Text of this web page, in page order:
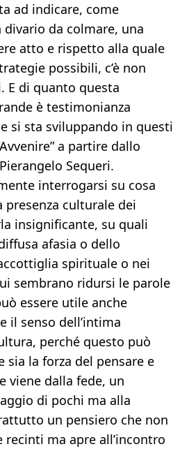
ad indicare, come
da colmare, una
atto e rispetto alla quale
possibili, c’è non
E di quanto questa
è testimonianza
si sta sviluppando in questi
a partire dallo
Sequeri.
interrogarsi su cosa
culturale dei
insignificante, su quali
afasia o dello
spirituale o nei
sembrano ridursi le parole
essere utile anche
il senso dell’intima
perché questo può
sia la forza del pensare e
viene dalla fede, un
di pochi ma alla
un pensiero che non
ma apre all’incontro